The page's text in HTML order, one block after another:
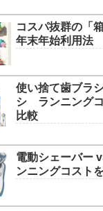
コスパ抜群の「
年末年始利用法
使い捨て歯ブラ
シ ランニング
比較
電動シェーバー
ンニングコスト